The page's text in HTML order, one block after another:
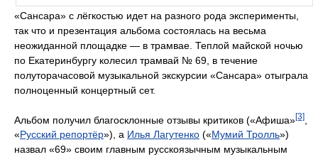
«Сансара» с лёгкостью идет на разного рода эксперименты,
так что и презентация альбома состоялась на весьма
неожиданной площадке — в трамвае. Теплой майской ночью
по Екатеринбургу колесил трамвай № 69, в течение
полуторачасовой музыкальной экскурсии «Сансара» отыграла
полноценный концертный сет.
Альбом получил благосклонные отзывы критиков («Афиша»[3]
«Русский репортёр»), а Илья Лагутенко («Мумий Тролль»)
назвал «69» своим главным русскоязычным музыкальным